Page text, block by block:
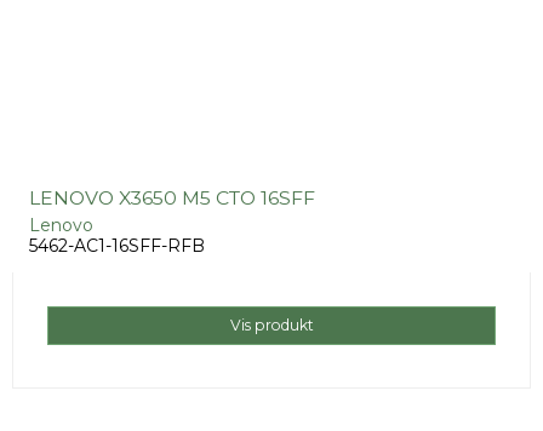
LENOVO X3650 M5 CTO 16SFF
Lenovo
5462-AC1-16SFF-RFB
Vis produkt